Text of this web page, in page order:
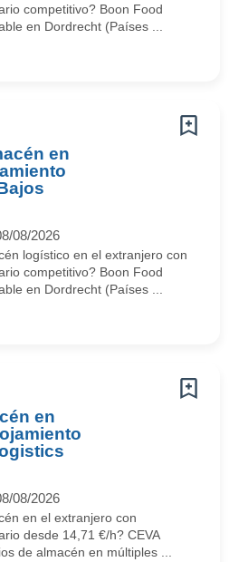
competitivo? Boon Food
en Dordrecht (Países ...
en
08/2026
logístico en el extranjero con
competitivo? Boon Food
en Dordrecht (Países ...
en
08/2026
en el extranjero con
desde 14,71 €/h? CEVA
de almacén en múltiples ...